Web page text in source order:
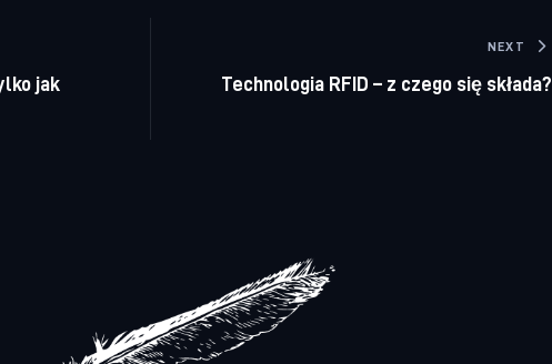
jak
NEXT
Technologia RFID – z czego się składa?